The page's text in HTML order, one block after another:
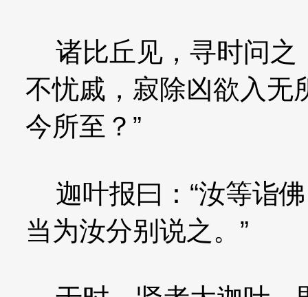
诸比丘见，寻时问之
不忧戚，寂除凶欲入无
今所至？”
迦叶报曰：“汝等诣
当为汝分别说之。”